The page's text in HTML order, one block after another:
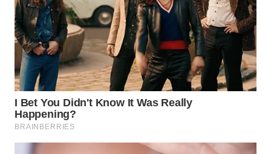
WN
SUKABUMI
WN
PURWAKARTA
WN
PRIANGAN
TIMUR